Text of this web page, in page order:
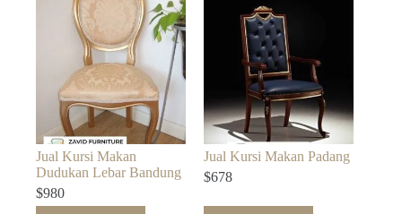
Jual Kursi Makan
Dudukan Lebar Bandung
$980
Jual Kursi Makan Padang
$678